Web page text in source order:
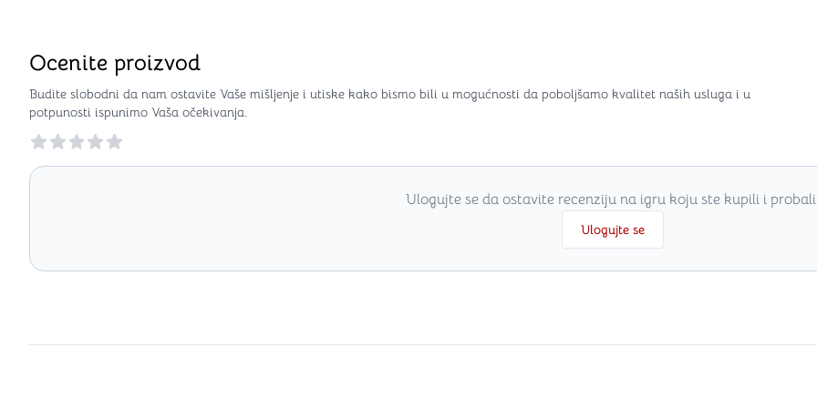
Ocenite proizvod
Budite slobodni da nam ostavite Vaše mišljenje i utiske kako bismo bili u mogućnosti da poboljšamo kvalitet naših usluga i u
potpunosti ispunimo Vaša očekivanja.
Reviews
Ulogujte se da ostavite recenziju na igru koju ste kupili i
Ulogujte se